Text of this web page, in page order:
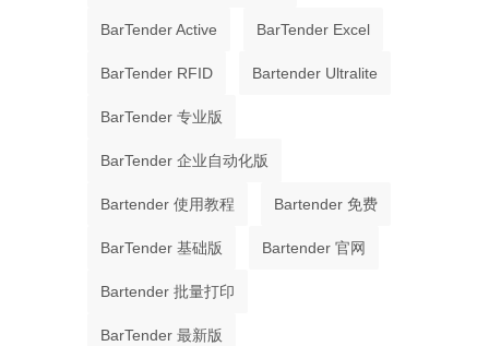
BarTender Active BarTender Excel
BarTender RFID Bartender Ultralite
BarTender 专业版
BarTender 企业自动化版
Bartender 使用教程 Bartender 免费
BarTender 基础版 Bartender 官网
Bartender 批量打印
BarTender 最新版